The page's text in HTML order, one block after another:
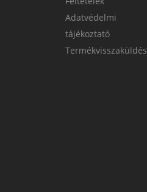
Adatvédelmi
tájékoztató
Termékvisszaküldés